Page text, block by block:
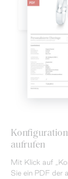
aufrufen
Mit Klick auf
Sie ein PDF der